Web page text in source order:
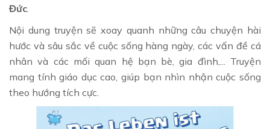
Đức.
Nội dung truyện sẽ xoay quanh những câu chuyện hài
hước và sâu sắc về cuộc sống hàng ngày, các vấn đề cá
nhân và các mối quan hệ bạn bè, gia đình,... Truyện
mang tính giáo dục cao, giúp bạn nhìn nhận cuộc sống
theo hướng tích cực.